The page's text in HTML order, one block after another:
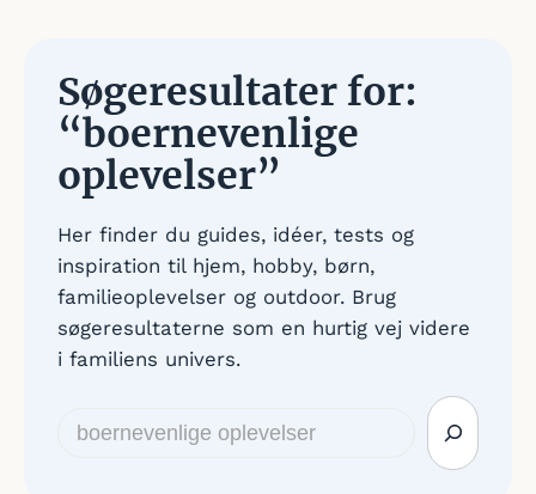
Søgeresultater for:
“boernevenlige
oplevelser”
Her finder du guides, idéer, tests og
inspiration til hjem, hobby, børn,
familieoplevelser og outdoor. Brug
søgeresultaterne som en hurtig vej videre
i familiens univers.